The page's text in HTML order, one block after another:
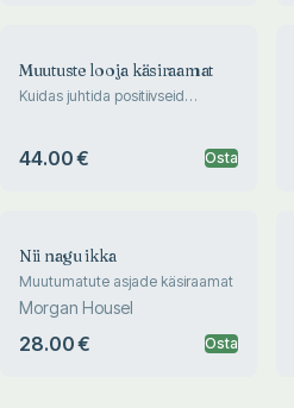
Muutuste looja käsiraamat
Kuidas juhtida positiivseid
44.00 € Osta
Nii nagu ikka
Muutumatute asjade käsiraamat
Morgan Housel
28.00 € Osta